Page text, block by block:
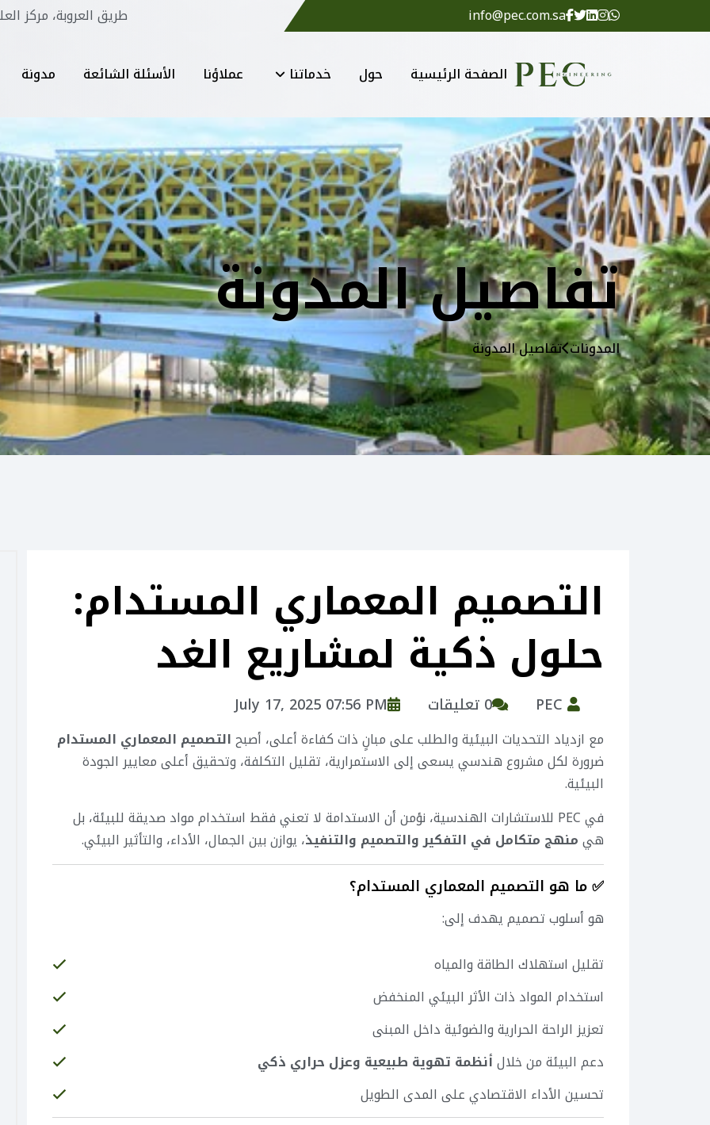
طريق العروبة، مركز info@pec.com.sa
الصفحة الرئيسية حول خدماتنا عملاؤنا الأسئلة الشائعة مدونة
تفاصيل المدونة
المدونات تفاصيل المدونة
التصميم المعماري المستدام:
حلول ذكية لمشاريع الغد
0 تعليقات July 17, 2025 07:56 PM
مع ازدياد التحديات البيئية والطلب على مبانٍ ذات كفاءة أعلى، أصبحالتصميم المعماري المستدام
ضرورة لكل مشروع هندسي يسعى إلى الاستمرارية، تقليل التكلفة، وتحقيق أعلى معايير الجودة
البيئية.
في PEC للاستشارات الهندسية، نؤمن أن الاستدامة لا تعني فقط استخدام مواد صديقة للبيئة، بل
هيمنهج متكامل في التفكير والتصميم والتنفيذ، يوازن بين الجمال، الأداء، والتأثير البيئي.
✅ ما هو التصميم المعماري المستدام؟
هو أسلوب تصميم يهدف إلى:
تقليل استهلاك الطاقة والمياه
استخدام المواد ذات الأثر البيئي المنخفض
تعزيز الراحة الحرارية والضوئية داخل المبنى
دعم البيئة من خلالأنظمة تهوية طبيعية وعزل حراري ذكي
تحسين الأداء الاقتصادي على المدى الطويل